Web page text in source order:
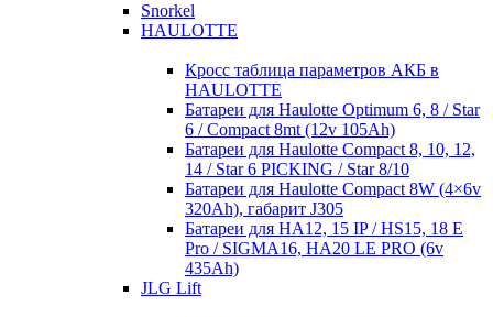
Snorkel
HAULOTTE
Кросc таблица параметров АКБ в
HAULOTTE
Батареи для Haulotte Optimum 6, 8 / Star
6 / Compact 8mt (12v 105Ah)
Батареи для Haulotte Compact 8, 10, 12,
14 / Star 6 PICKING / Star 8/10
Батареи для Haulotte Compact 8W (4×6v
320Ah), габарит J305
Батареи для HA12, 15 IP / HS15, 18 E
Pro / SIGMA16, HA20 LE PRO (6v
435Ah)
JLG Lift